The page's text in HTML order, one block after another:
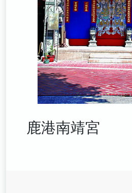
鹿港南靖宮